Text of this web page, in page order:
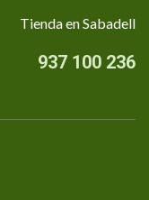
Tienda en Sabadell
937 100 236